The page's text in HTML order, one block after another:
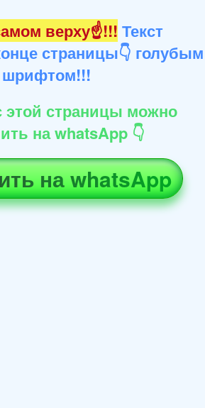
верху☝!!! Текст
страницы👇 голубым
шрифтом!!!
этой страницы можно
на whatsApp 👇
на whatsApp